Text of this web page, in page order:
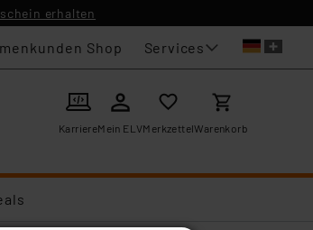
erhalten
Shop Services
KarriereMein ELVMerkzettelWarenkorb